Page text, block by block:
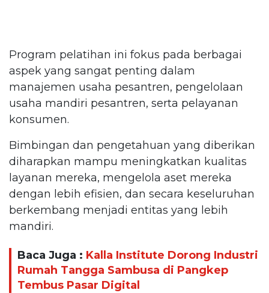
Program pelatihan ini fokus pada berbagai
aspek yang sangat penting dalam
manajemen usaha pesantren, pengelolaan
usaha mandiri pesantren, serta pelayanan
konsumen.
Bimbingan dan pengetahuan yang diberikan
diharapkan mampu meningkatkan kualitas
layanan mereka, mengelola aset mereka
dengan lebih efisien, dan secara keseluruhan
berkembang menjadi entitas yang lebih
mandiri.
Baca Juga : Kalla Institute Dorong Industri
Rumah Tangga Sambusa di Pangkep
Tembus Pasar Digital